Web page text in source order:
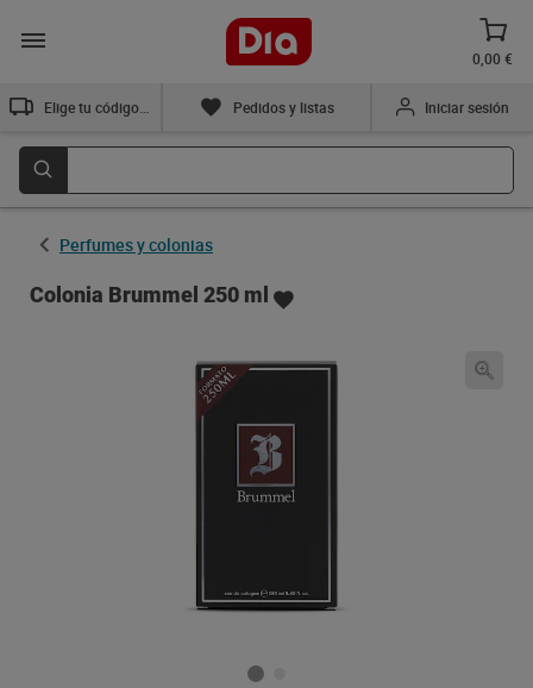
0,00 €
Pedidos y listas Iniciar sesión
Perfumes y colonias
Colonia Brummel 250 ml